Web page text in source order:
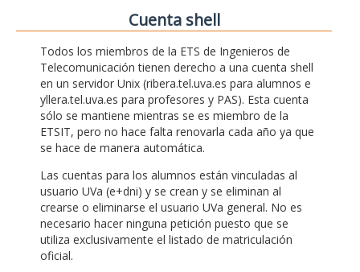
Cuenta shell
Todos los miembros de la ETS de Ingenieros de
Telecomunicación tienen derecho a una cuenta shell
en un servidor Unix (ribera.tel.uva.es para alumnos e
yllera.tel.uva.es para profesores y PAS). Esta cuenta
sólo se mantiene mientras se es miembro de la
ETSIT, pero no hace falta renovarla cada año ya que
se hace de manera automática.
Las cuentas para los alumnos están vinculadas al
usuario UVa (e+dni) y se crean y se eliminan al
crearse o eliminarse el usuario UVa general. No es
necesario hacer ninguna petición puesto que se
utiliza exclusivamente el listado de matriculación
oficial.